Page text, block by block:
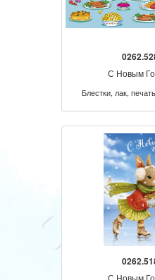
С Новым
Блестки, лак,
С Новым